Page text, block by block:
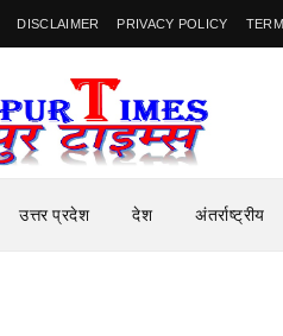
DISCLAIMER PRIVACY POLICY
उत्तर प्रदेश देश अंतर्राष्ट्रीय